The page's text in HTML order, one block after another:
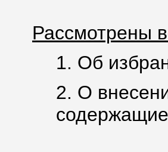
Рассмотрены
1. Об
2. О